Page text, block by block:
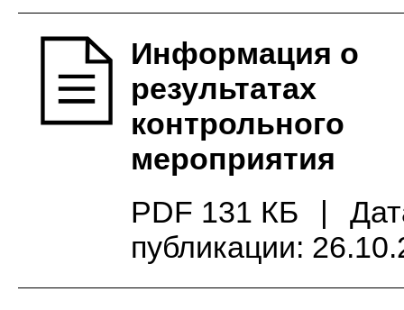
Информация о
результатах
контрольного
мероприятия
PDF 131 КБ
|
публикации: